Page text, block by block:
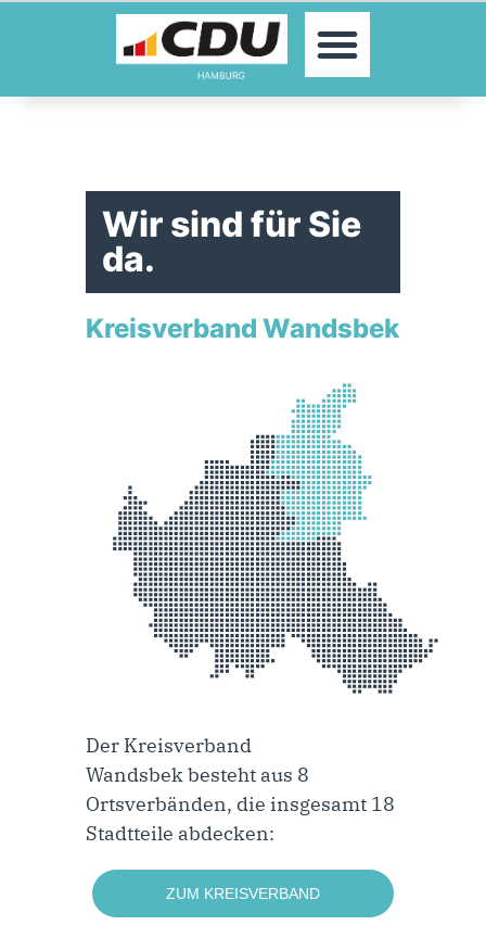
MOIN!
AKTUELLES
KONTAKT
SPENDEN
MITGLIED WERDEN!
Wir sind für Sie
da.
Kreisverband Wandsbek
Der Kreisverband
Wandsbek besteht aus 8
Ortsverbänden, die insgesamt 18
Stadtteile abdecken:
ZUM KREISVERBAND